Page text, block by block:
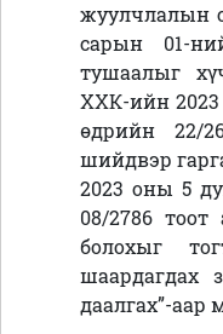
жуулчлалын
сарын 01-
тушаалыг
ХХК-ийн 2023
өдрийн 22/
шийдвэр
2023 оны 5
08/2786
болохыг
шаардагдах
даалгах”-аар